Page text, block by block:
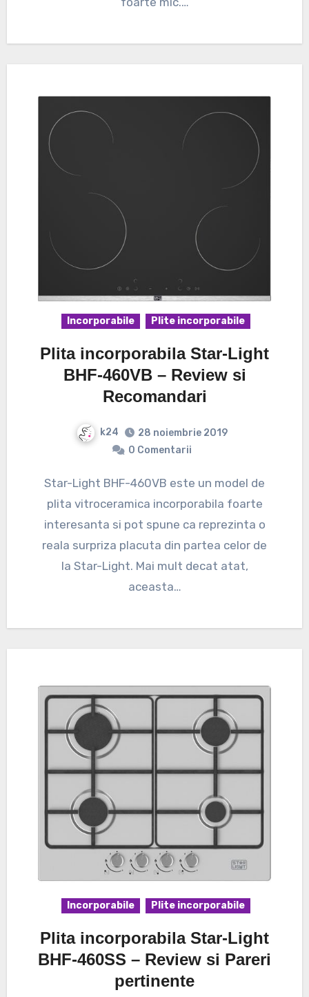
Incorporabile Plite incorporabile
Plita incorporabila Star-Light
BHF-460VB – Review si
Recomandari
k24
28 noiembrie 2019
0 Comentarii
Star-Light BHF-460VB este un model de
plita vitroceramica incorporabila foarte
interesanta si pot spune ca reprezinta o
reala surpriza placuta din partea celor de
la Star-Light. Mai mult decat atat,
aceasta…
Incorporabile Plite incorporabile
Plita incorporabila Star-Light
BHF-460SS – Review si Pareri
pertinente